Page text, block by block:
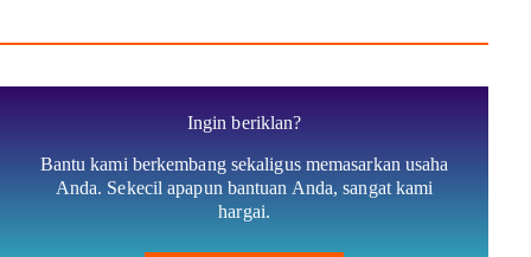
Ingin beriklan?
Bantu kami berkembang sekaligus memasarkan usaha
Anda. Sekecil apapun bantuan Anda, sangat kami
hargai.